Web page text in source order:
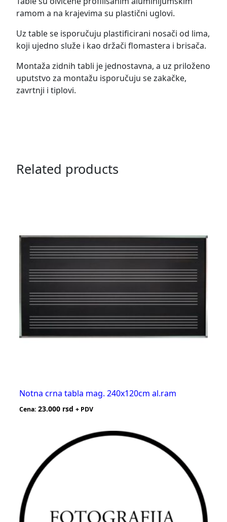
ramom a na krajevima su plastični uglovi.
Uz table se isporučuju plastificirani nosači od lima,
koji ujedno služe i kao držači flomastera i brisača.
Montaža zidnih tabli je jednostavna, a uz priloženo
uputstvo za montažu isporučuju se zakačke,
zavrtnji i tiplovi.
Related products
Notna crna tabla mag. 240x120cm al.ram
Cena: 23.000 rsd + PDV